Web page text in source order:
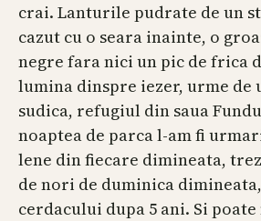
crai. Lanturile pudrate de un
cazut cu o seara inainte, o
negre fara nici un pic de frica
lumina dinspre iezer, urme de
sudica, refugiul din saua
noaptea de parca l-am fi
lene din fiecare dimineata,
de nori de duminica
cerdacului dupa 5 ani. Si poate